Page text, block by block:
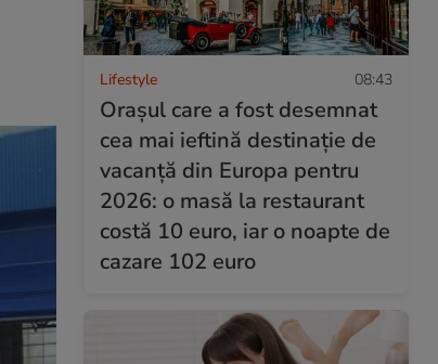
Lifestyle 08:43
Orașul care a fost desemnat
cea mai ieftină destinație de
vacanță din Europa pentru
2026: o masă la restaurant
costă 10 euro, iar o noapte de
cazare 102 euro